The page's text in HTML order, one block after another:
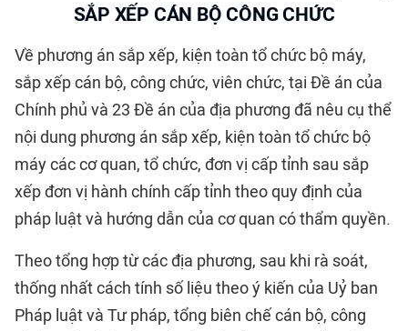
SẮP XẾP CÁN BỘ CÔNG CHỨC
Về phương án sắp xếp, kiện toàn tổ chức bộ máy,
sắp xếp cán bộ, công chức, viên chức, tại Đề án của
Chính phủ và 23 Đề án của địa phương đã nêu cụ thể
nội dung phương án sắp xếp, kiện toàn tổ chức bộ
máy các cơ quan, tổ chức, đơn vị cấp tỉnh sau sắp
xếp đơn vị hành chính cấp tỉnh theo quy định của
pháp luật và hướng dẫn của cơ quan có thẩm quyền.
Theo tổng hợp từ các địa phương, sau khi rà soát,
thống nhất cách tính số liệu theo ý kiến của Uỷ ban
Pháp luật và Tư pháp, tổng biên chế cán bộ, công